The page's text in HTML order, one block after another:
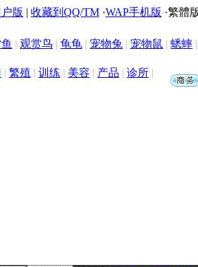
版 | 收藏到QQ/TM ·WAP手机版 ·繁體
| 观赏鸟 | 龟龟 | 宠物兔 | 宠物鼠 | 蟋蟀 |
| 繁殖 | 训练 | 美容 | 产品 | 诊所 |